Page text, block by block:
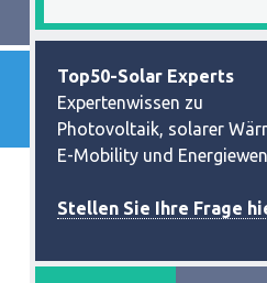
Top50-Solar Experts
Expertenwissen zu
Photovoltaik, solarer
E-Mobility und
Stellen Sie Ihre Frage